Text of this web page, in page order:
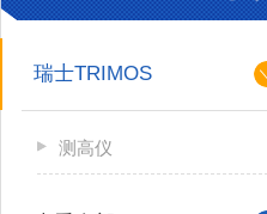
瑞士TRIMOS
测高仪